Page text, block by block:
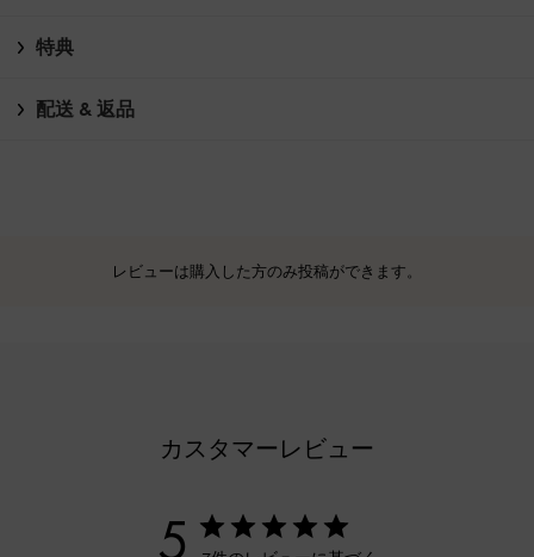
特典
配送 & 返品
レビューは購入した方のみ投稿ができます。
カスタマーレビュー
5